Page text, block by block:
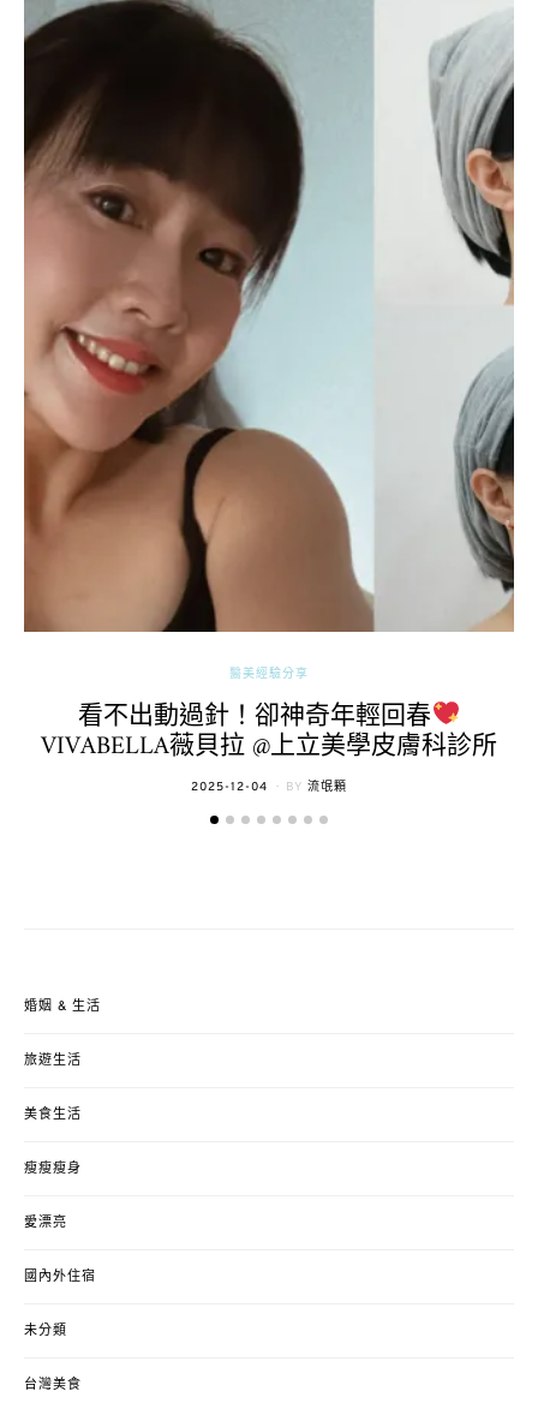
醫美經驗分享
看不出動過針！卻神奇年輕回春
VIVABELLA薇貝拉 @上立美學皮膚科診所
POSTED
2025-12-04 BY 流氓顆
婚姻 & 生活
旅遊生活
美食生活
瘦瘦瘦身
愛漂亮
國內外住宿
未分類
台灣美食